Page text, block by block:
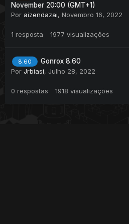
November 20:00 (GMT+1)
Por aizendazai, Novembro 16, 2022
1 resposta 1977 visualizações
8.60
Gonrox 8.60
Por Jrbiasi, Julho 28, 2022
0 respostas 1918 visualizações